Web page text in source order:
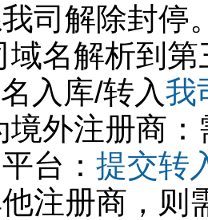
司解除封停
域名解析到
入库/转入我
境外注册商
台： 提交转
注册商，则